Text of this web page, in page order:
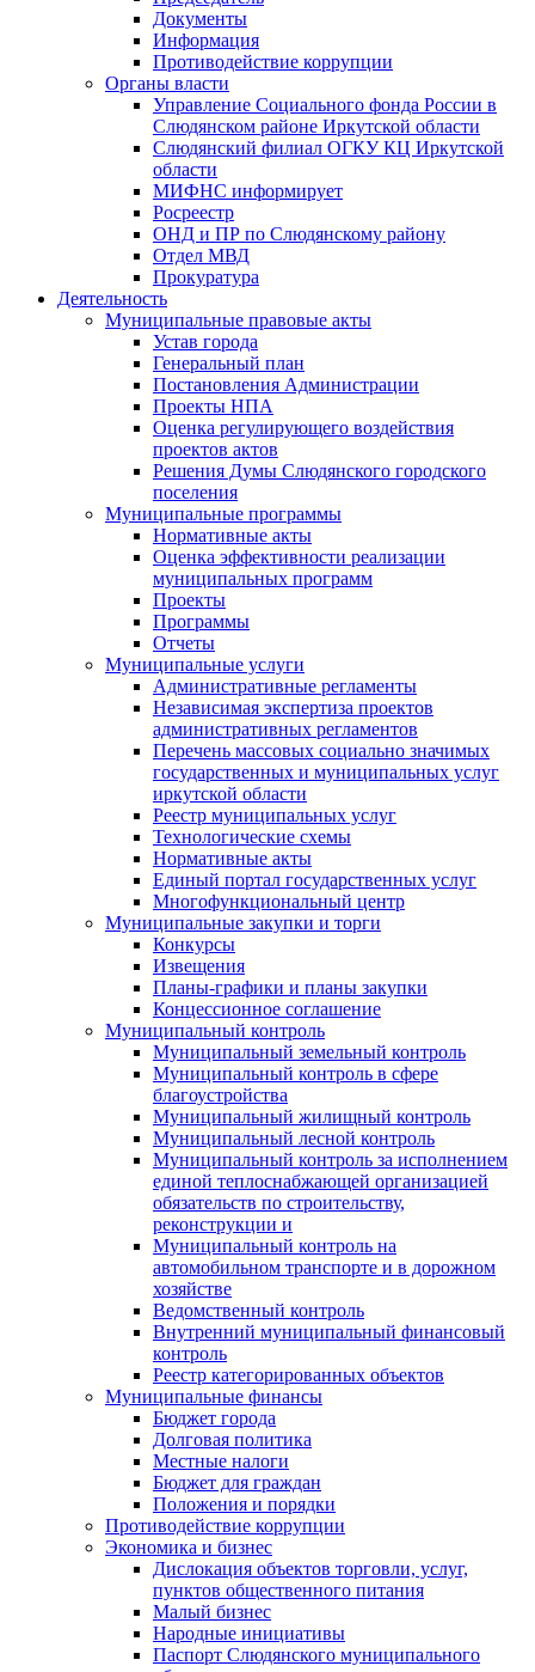
Документы
Информация
Противодействие коррупции
Органы власти
Управление Социального фонда России в
Слюдянском районе Иркутской области
Слюдянский филиал ОГКУ КЦ Иркутской
области
МИФНС информирует
Росреестр
ОНД и ПР по Слюдянскому району
Отдел МВД
Прокуратура
Деятельность
Муниципальные правовые акты
Устав города
Генеральный план
Постановления Администрации
Проекты НПА
Оценка регулирующего воздействия
проектов актов
Решения Думы Слюдянского городского
поселения
Муниципальные программы
Нормативные акты
Оценка эффективности реализации
муниципальных программ
Проекты
Программы
Отчеты
Муниципальные услуги
Административные регламенты
Независимая экспертиза проектов
административных регламентов
Перечень массовых социально значимых
государственных и муниципальных услуг
иркутской области
Реестр муниципальных услуг
Технологические схемы
Нормативные акты
Единый портал государственных услуг
Многофункциональный центр
Муниципальные закупки и торги
Конкурсы
Извещения
Планы-графики и планы закупки
Концессионное соглашение
Муниципальный контроль
Муниципальный земельный контроль
Муниципальный контроль в сфере
благоустройства
Муниципальный жилищный контроль
Муниципальный лесной контроль
Муниципальный контроль за исполнением
единой теплоснабжающей организацией
обязательств по строительству,
реконструкции и
Муниципальный контроль на
автомобильном транспорте и в дорожном
хозяйстве
Ведомственный контроль
Внутренний муниципальный финансовый
контроль
Реестр категорированных объектов
Муниципальные финансы
Бюджет города
Долговая политика
Местные налоги
Бюджет для граждан
Положения и порядки
Противодействие коррупции
Экономика и бизнес
Дислокация объектов торговли, услуг,
пунктов общественного питания
Малый бизнес
Народные инициативы
Паспорт Слюдянского муниципального